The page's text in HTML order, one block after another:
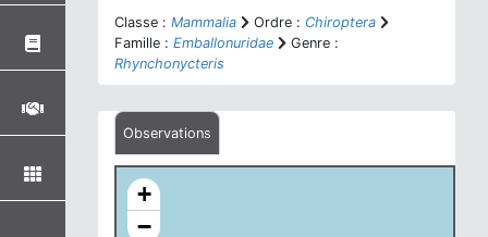
Classe : Mammalia Ordre : Chiroptera
Famille : Emballonuridae
Genre :
Rhynchonycteris
Observations
+
−